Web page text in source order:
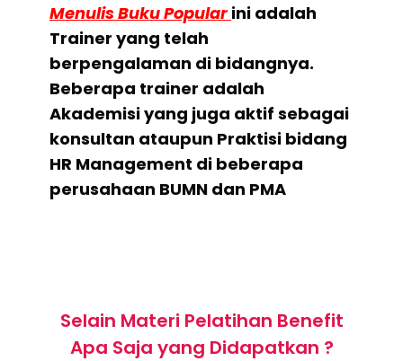
Menulis Buku Popularini adalah
Trainer yang telah
berpengalaman di bidangnya.
Beberapa trainer adalah
Akademisi yang juga aktif sebagai
konsultan ataupun Praktisi bidang
HR Management di beberapa
perusahaan BUMN dan PMA
Selain Materi Pelatihan Benefit
Apa Saja yang Didapatkan ?